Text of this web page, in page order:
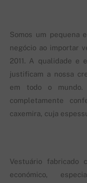
Somos um pequena
negócio ao importar
2011. A qualidade e
justificam a nossa
em todo o
completamente
caxemira, cuja
Vestuário
económico,